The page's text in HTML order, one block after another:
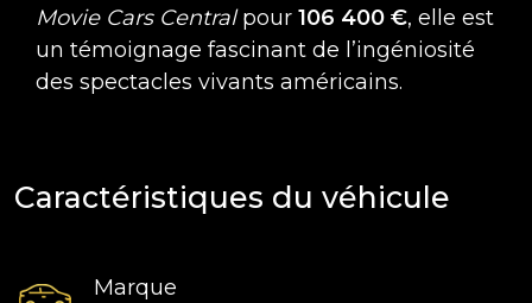
Movie Cars Centralpour 106 400 €, elle est
un témoignage fascinant de l’ingéniosité
des spectacles vivants américains.
Caractéristiques du véhicule
Marque